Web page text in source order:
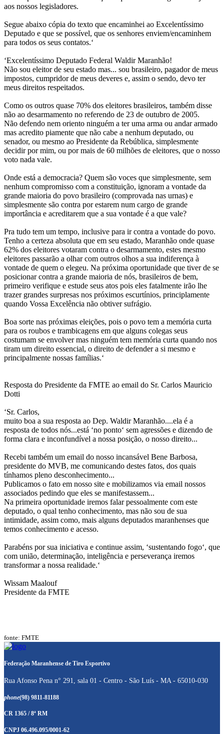
aos nossos legisladores.
Segue abaixo cópia do texto que encaminhei ao Excelentíssimo
Deputado e que se possível, que os senhores enviem/encaminhem
para todos os seus contatos.‘
‘Excelentíssimo Deputado Federal Waldir Maranhão!
Não sou eleitor de seu estado mas... sou brasileiro, pagador de meus
impostos, cumpridor de meus deveres e, assim o sendo, devo ter
meus direitos respeitados.
Como os outros quase 70% dos eleitores brasileiros, também disse
não ao desarmamento no referendo de 23 de outubro de 2005.
Não defendo nem oriento ninguém a ter uma arma ou andar armado
mas acredito piamente que não cabe a nenhum deputado, ou
senador, ou mesmo ao Presidente da Rebública, simplesmente
decidir por mim, ou por mais de 60 milhões de eleitores, que o nosso
voto nada vale.
Onde está a democracia? Quem são voces que simplesmente, sem
nenhum compromisso com a constituição, ignoram a vontade da
grande maioria do povo brasileiro (comprovada nas urnas) e
simplesmente são contra por estarem num cargo de grande
importância e acreditarem que a sua vontade é a que vale?
Pra tudo tem um tempo, inclusive para ir contra a vontade do povo.
Tenho a certeza absoluta que em seu estado, Maranhão onde quase
62% dos eleitores votaram contra o desarmamento, estes mesmo
eleitores passarão a olhar com outros olhos a sua indiferença à
vontade de quem o elegeu. Na próxima oportunidade que tiver de se
posicionar contra a grande maioria de nós, brasileiros de bem,
primeiro verifique e estude seus atos pois eles fatalmente irão lhe
trazer grandes surpresas nos próximos escurtínios, principlamente
quando Vossa Excelência não obtiver sufrágio.
Boa sorte nas próximas eleições, pois o povo tem a memória curta
para os roubos e trambicagens em que alguns colegas seus
costumam se envolver mas ninguém tem memória curta quando nos
tiram um direito essencial, o direito de defender a si mesmo e
principalmente nossas famílias.‘
Resposta do Presidente da FMTE ao email do Sr. Carlos Mauricio
Dotti
‘Sr. Carlos,
muito boa a sua resposta ao Dep. Waldir Maranhão....ela é a
resposta de todos nós...está ‘no ponto‘ sem agressões e dizendo de
forma clara e inconfundível a nossa posição, o nosso direito...
Recebi também um email do nosso incansável Bene Barbosa,
presidente do MVB, me comunicando destes fatos, dos quais
tínhamos pleno desconhecimento...
Publicamos o fato em nosso site e mobilizamos via email nossos
associados pedindo que eles se manifestassem...
Na primeira oportunidade iremos falar pessoalmente com este
deputado, o qual tenho conhecimento, mas não sou de sua
intimidade, assim como, mais alguns deputados maranhenses que
temos conhecimento e acesso.
Parabéns por sua iniciativa e continue assim, ‘sustentando fogo‘, que
com união, determinação, inteligência e perseverança iremos
transformar a nossa realidade.‘
Wissam Maalouf
Presidente da FMTE
fonte: FMTE
Federação Maranhense de Tiro Esportivo
Rua Afonso Pena n° 291, sala 01 - Centro - São Luís - MA - 65010-030
phone(98) 9811-81188
CR 1365 / 8ª RM
CNPJ 06.496.095/0001-62